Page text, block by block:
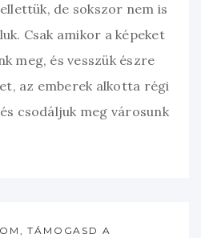
de sokszor nem is
Csak amikor a képeket
meg, és vesszük észre
az emberek alkotta régi
csodáljuk meg városunk
TÁMOGASD A